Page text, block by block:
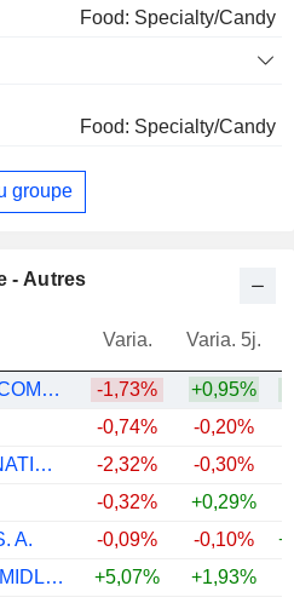
Food: Specialty/Candy
Food: Specialty/Candy
groupe
- Autres
Varia. Varia. 5j.
THE JM SMUCKER COMPANY -1,73% +0,95%
-0,74% -0,20%
MONDELEZ INTERNATIONAL, INC.
-2,32% -0,30%
-0,32% +0,29%
A.
-0,09% -0,10%
ARCHER-DANIELS-MIDLAND COMPANY
+5,07% +1,93%